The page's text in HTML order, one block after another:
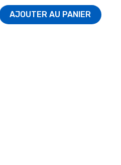
AJOUTER AU PANIER